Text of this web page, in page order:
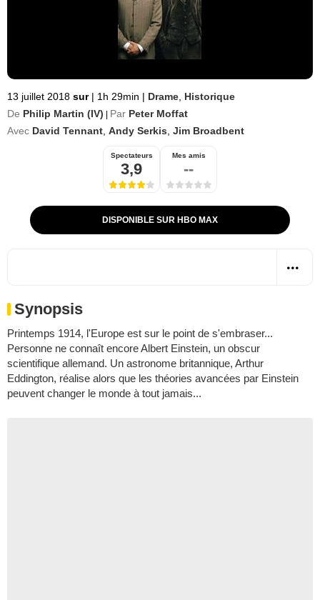
13 juillet 2018 sur | 1h 29min | Drame Historique
De Philip Martin (IV) Par Peter Moffat
Avec David Tennant Andy Serkis Jim Broadbent
Spectateurs
3,9
Mes amis
--
DISPONIBLE SUR HBO MAX
Synopsis
Printemps 1914, l'Europe est sur le point de s'embraser...
Personne ne connaît encore Albert Einstein, un obscur
scientifique allemand. Un astronome britannique, Arthur
Eddington, réalise alors que les théories avancées par Einstein
peuvent changer le monde à tout jamais...